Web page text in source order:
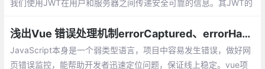
我们使用JWT在用户和服务器之间传递安全可靠的信息。其JWT的
载荷与签名。
浅出Vue 错误处理机制errorCaptured、errorHandler
JavaScript本身是一个弱类型语言，项目中容易发生错误，做好网
页错误监控，能帮助开发者迅速定位问题，保证线上稳定。vue项